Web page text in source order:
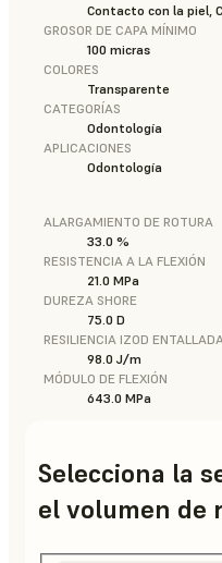
Contacto con la piel,
GROSOR DE CAPA MÍNIMO
100 micras
COLORES
Transparente
CATEGORÍAS
Odontología
APLICACIONES
Odontología
ALARGAMIENTO DE ROTURA
33.0 %
RESISTENCIA A LA FLEXIÓN
21.0 MPa
DUREZA SHORE
75.0 D
RESILIENCIA IZOD
98.0 J/m
MÓDULO DE FLEXIÓN
643.0 MPa
Selecciona la
el volumen de